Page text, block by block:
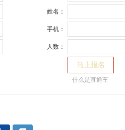
姓名：
手机：
人数：
什么是直通车